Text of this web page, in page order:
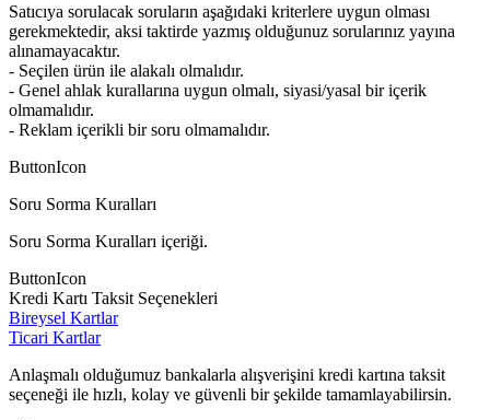
Satıcıya sorulacak soruların aşağıdaki kriterlere uygun olması
gerekmektedir, aksi taktirde yazmış olduğunuz sorularınız yayına
alınamayacaktır.
- Seçilen ürün ile alakalı olmalıdır.
- Genel ahlak kurallarına uygun olmalı, siyasi/yasal bir içerik
olmamalıdır.
- Reklam içerikli bir soru olmamalıdır.
ButtonIcon
Soru Sorma Kuralları
Soru Sorma Kuralları içeriği.
ButtonIcon
Kredi Kartı Taksit Seçenekleri
Bireysel Kartlar
Ticari Kartlar
Anlaşmalı olduğumuz bankalarla alışverişini kredi kartına taksit
seçeneği ile hızlı, kolay ve güvenli bir şekilde tamamlayabilirsin.